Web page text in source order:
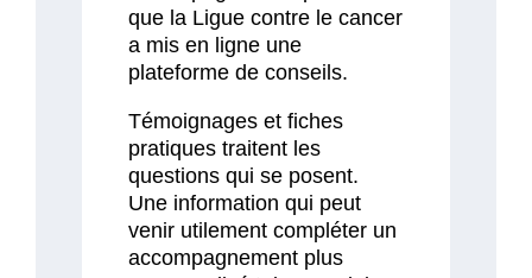
que la Ligue contre le cancer
a mis en ligne une
plateforme de conseils.
Témoignages et fiches
pratiques traitent les
questions qui se posent.
Une information qui peut
venir utilement compléter un
accompagnement plus